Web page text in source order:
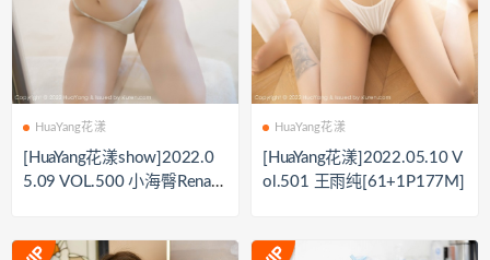
HuaYang花漾
[HuaYang花漾show]2022.0
5.09 VOL.500 小海臀Rena[5
HuaYang花漾
[HuaYang花漾]2022.05.10 V
ol.501 王雨纯[61+1P177M]